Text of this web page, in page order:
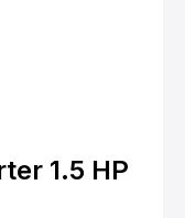
1.5 HP